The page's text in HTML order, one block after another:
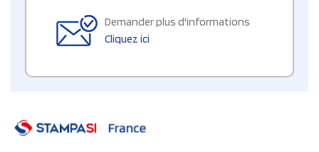
Demander plus d'informations
Cliquez ici